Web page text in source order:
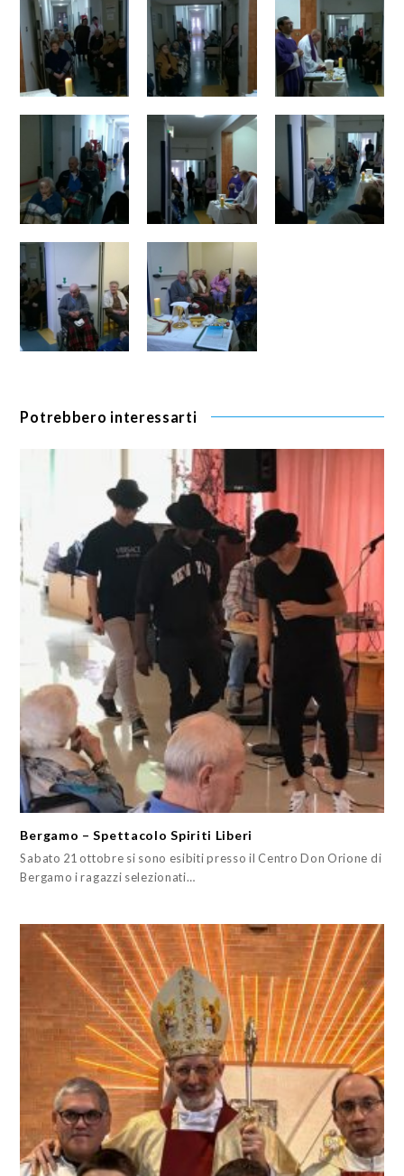
Potrebbero interessarti
Bergamo – Spettacolo Spiriti Liberi
Sabato 21 ottobre si sono esibiti presso il Centro Don Orione di
Bergamo i ragazzi selezionati…